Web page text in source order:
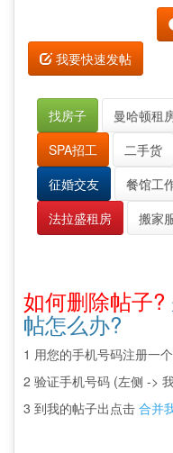
我要快速发帖
找房子 曼哈顿租
SPA招工
二手货
征婚交友
餐馆工
法拉盛租房
搬家
如何删除帖子?
帖怎么办?
1 用您的手机号码注册一
2 验证手机号码 (左侧 ->
3 到我的帖子出点击 合并